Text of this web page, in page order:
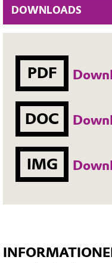
DOWNLOADS
PDF
DOC
IMG